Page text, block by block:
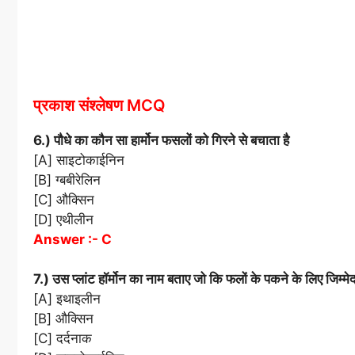
प्रकाश संश्लेषण MCQ
6.) पौधे का कौन सा हार्मोन फसलों को गिरने से बचाता है
[A] साइटोकाईनिन
[B] ग्बबीरेलिन
[C] औक्सिन
[D] एथीलीन
Answer :- C
7.) उस प्लांट हॉर्मोन का नाम बताए जो कि फलों के पकने के लिए
[A] इथाइलीन
[B] औक्सिन
[C] दर्दनाक